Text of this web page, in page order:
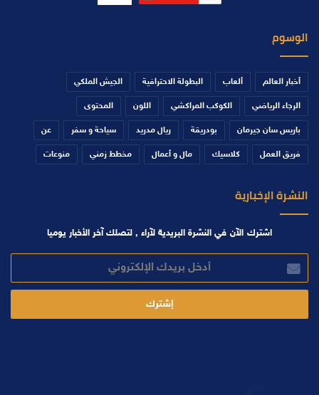
الوسوم
أخبار العالم ألعاب البطولة الاحترافية الجيش الملكي
الرجاء الرياضي الكوكب المراكشي اللون المحتوى
باريس سان جيرمان بودريقة ريال مدريد سياحة و سفر عن
فريق العمل كلاسيك مال و أعمال مخطط زمني منوعات
النشرة الإخبارية
اشترك الآن في النشرة البريدية لآراء , لتصلك آخر الأخبار يوميا
بريدك
الإلكتروني